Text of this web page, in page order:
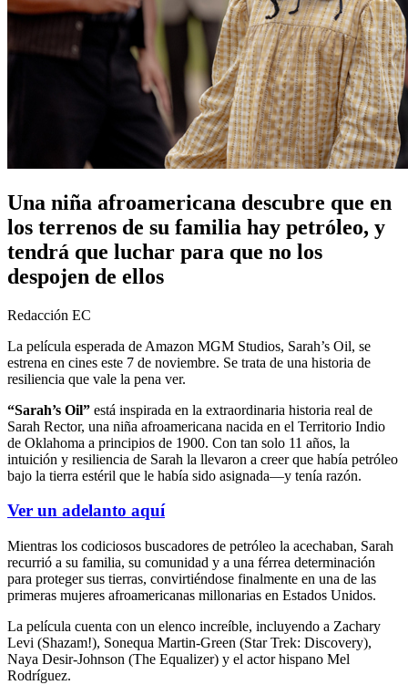
Una niña afroamericana descubre que en
los terrenos de su familia hay petróleo, y
tendrá que luchar para que no los
despojen de ellos
Redacción EC
La película esperada de Amazon MGM Studios, Sarah’s Oil, se
estrena en cines este 7 de noviembre. Se trata de una historia de
resiliencia que vale la pena ver.
“Sarah’s Oil” está inspirada en la extraordinaria historia real de
Sarah Rector, una niña afroamericana nacida en el Territorio Indio
de Oklahoma a principios de 1900. Con tan solo 11 años, la
intuición y resiliencia de Sarah la llevaron a creer que había petróleo
bajo la tierra estéril que le había sido asignada—y tenía razón.
Ver un adelanto aquí
Mientras los codiciosos buscadores de petróleo la acechaban, Sarah
recurrió a su familia, su comunidad y a una férrea determinación
para proteger sus tierras, convirtiéndose finalmente en una de las
primeras mujeres afroamericanas millonarias en Estados Unidos.
La película cuenta con un elenco increíble, incluyendo a Zachary
Levi (Shazam!), Sonequa Martin-Green (Star Trek: Discovery),
Naya Desir-Johnson (The Equalizer) y el actor hispano Mel
Rodríguez.